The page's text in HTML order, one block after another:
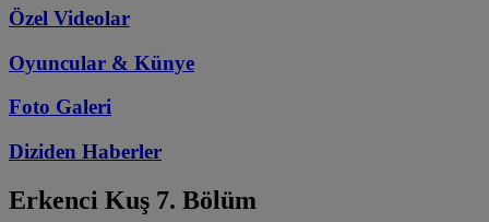
Özel Videolar
Oyuncular & Künye
Foto Galeri
Diziden Haberler
Erkenci Kuş 7. Bölüm